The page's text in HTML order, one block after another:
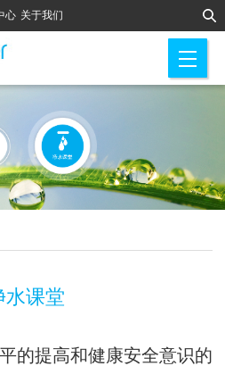
心 关于我们
水课堂
的提高和健康安全意识的